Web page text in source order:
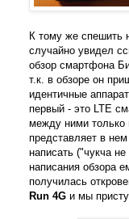
К тому же спешить
случайно увидел
обзор смартфона
т.к. в обзоре он
идентичные
первый - это LTE
между ними только
представляет в
написать ("чукча
написания обзора
получилась
Run 4G и мы